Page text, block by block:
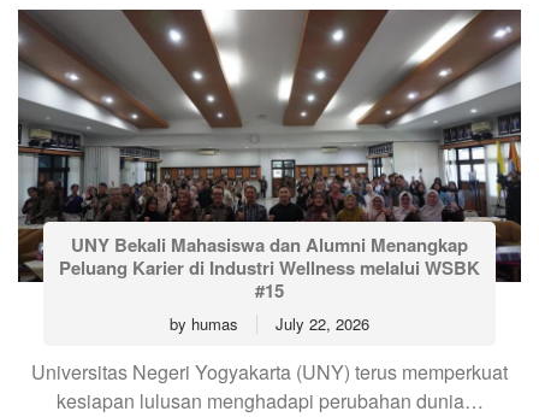
UNY Bekali Mahasiswa dan Alumni Menangkap
Peluang Karier di Industri Wellness melalui WSBK
#15
by humas July 22, 2026
Universitas Negeri Yogyakarta (UNY) terus memperkuat
kesiapan lulusan menghadapi perubahan dunia…